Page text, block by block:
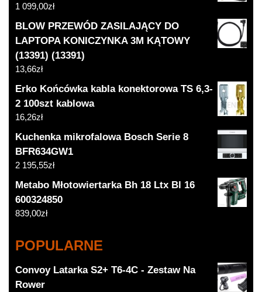
1 099,00zł
BLOW PRZEWÓD ZASILAJĄCY DO
LAPTOPA KONICZYNKA 3M KĄTOWY
(13391) (13391)
13,66zł
Erko Końcówka kabla konektorowa TS 6,3-
2 100szt kablowa
16,26zł
Kuchenka mikrofalowa Bosch Serie 8
BFR634GW1
2 195,55zł
Metabo Młotowiertarka Bh 18 Ltx Bl 16
600324850
839,00zł
POPULARNE
Convoy Latarka S2+ T6-4C - Zestaw Na
Rower